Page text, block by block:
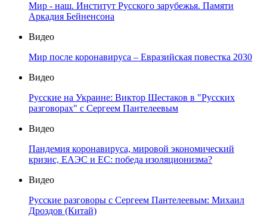
Мир - наш. Институт Русского зарубежья. Памяти
Аркадия Бейненсона
Видео
Мир после коронавируса – Евразийская повестка 2030
Видео
Русские на Украине: Виктор Шестаков в "Русских
разговорах" с Сергеем Пантелеевым
Видео
Пандемия коронавируса, мировой экономический
кризис, ЕАЭС и ЕС: победа изоляционизма?
Видео
Русские разговоры с Сергеем Пантелеевым: Михаил
Дроздов (Китай)